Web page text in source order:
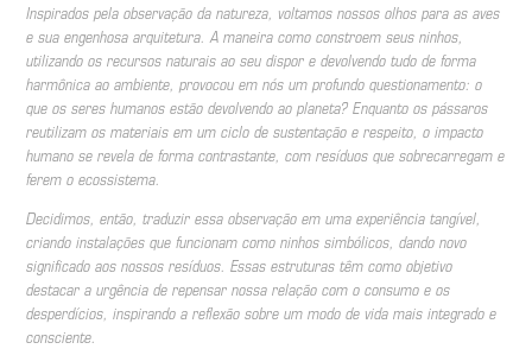
Inspirados pela observação da natureza, voltamos nossos olhos para as aves
e sua engenhosa arquitetura. A maneira como constroem seus ninhos,
utilizando os recursos naturais ao seu dispor e devolvendo tudo de forma
harmônica ao ambiente, provocou em nós um profundo questionamento: o
que os seres humanos estão devolvendo ao planeta? Enquanto os pássaros
reutilizam os materiais em um ciclo de sustentação e respeito, o impacto
humano se revela de forma contrastante, com resíduos que sobrecarregam e
ferem o ecossistema.
Decidimos, então, traduzir essa observação em uma experiência tangível,
criando instalações que funcionam como ninhos simbólicos, dando novo
significado aos nossos resíduos. Essas estruturas têm como objetivo
destacar a urgência de repensar nossa relação com o consumo e os
desperdícios, inspirando a reflexão sobre um modo de vida mais integrado e
consciente.